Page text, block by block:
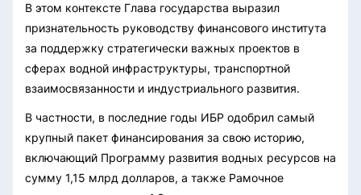
В этом контексте Глава государства выразил
признательность руководству финансового института
за поддержку стратегически важных проектов в
сферах водной инфраструктуры, транспортной
взаимосвязанности и индустриального развития.
В частности, в последние годы ИБР одобрил самый
крупный пакет финансирования за свою историю,
включающий Программу развития водных ресурсов на
сумму 1,15 млрд долларов, а также Рамочное